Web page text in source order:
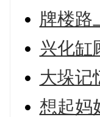
牌楼路
兴化缸
大垛记
想起妈